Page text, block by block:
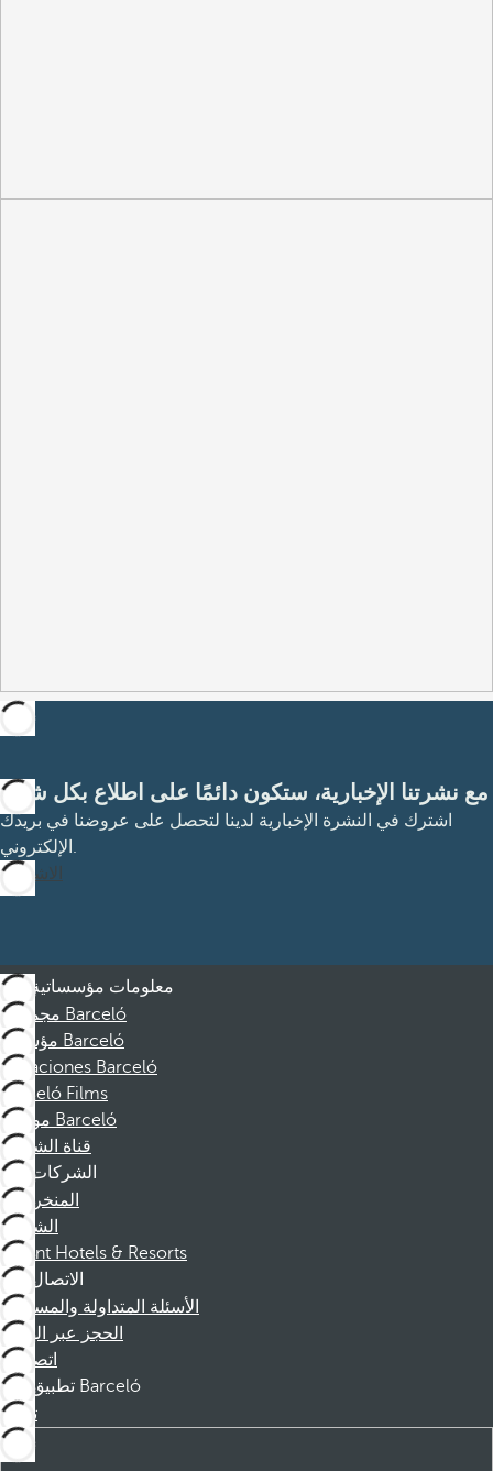
مع نشرتنا الإخبارية، ستكون دائمًا على اطلاع بكل شيء
اشترك في النشرة الإخبارية لدينا لتحصل على عروضنا في بريدك
الإلكتروني.
الاشتراك
معلومات مؤسساتية
مجموعة Barceló
مؤسسة Barceló
Vacaciones Barceló
Barceló Films
موظفو Barceló
قناة الشكوى
الشركات
المنخرطين
الشركاء
Dorint Hotels & Resorts
الاتصال
الأسئلة المتداولة والمساعدة
الحجز عبر الهاتف
اتصل بنا
تطبيق Barceló
تنزيل